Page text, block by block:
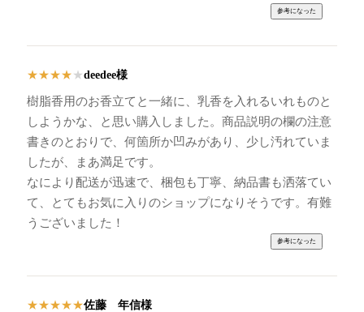
★★★★ ★deedee様
樹脂香用のお香立てと一緒に、乳香を入れるいれものと
しようかな、と思い購入しました。商品説明の欄の注意
書きのとおりで、何箇所か凹みがあり、少し汚れていま
したが、まあ満足です。
なにより配送が迅速で、梱包も丁寧、納品書も洒落てい
て、とてもお気に入りのショップになりそうです。有難
うございました！
★★★★★佐藤 年信様